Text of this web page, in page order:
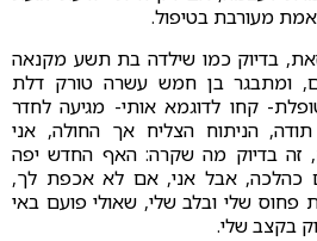
מעורבת בטיפול.
בדיוק כמו שילדה בת תשע מקנאה
ומתבגר בן חמש עשרה טורק דלת
קחו לדוגמא אותי- מגיעה לחדר
הניתוח הצליח אך החולה, אני
זה בדיוק מה שקרה: האף החדש יפה
כהלכה, אבל אני, אם לא אכפת לך,
פחוס שלי ובלב שלי, שאולי פועם באי
בקצב שלי.